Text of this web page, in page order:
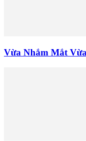
Vừa Nhắm Mắt